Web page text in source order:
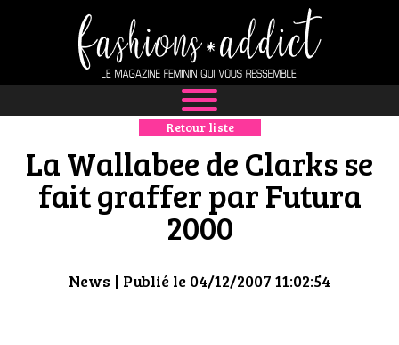
NEWS
MODE
LUXE
DÉFILÉS
Retour liste
La Wallabee de Clarks se
fait graffer par Futura
2000
News | Publié le 04/12/2007 11:02:54